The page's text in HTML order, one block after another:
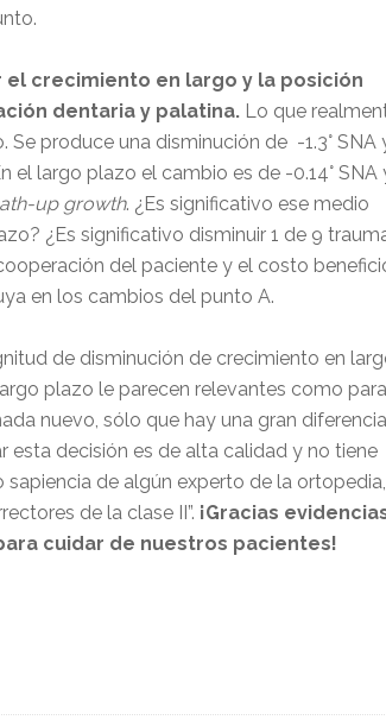
crecimiento en largo y la posición
dentaria y palatina. Lo que
produce una disminución de -1.3° SNA
largo plazo el cambio es de -0.14° SNA
up growth. ¿Es significativo ese medio
¿Es significativo disminuir 1 de 9
del paciente y el costo
en los cambios del punto A.
de disminución de crecimiento en
plazo le parecen relevantes como para
nuevo, sólo que hay una gran diferencia
esta decisión es de alta calidad y no tiene
de algún experto de la ortopedia,
de la clase II”. ¡Gracias
cuidar de nuestros pacientes!